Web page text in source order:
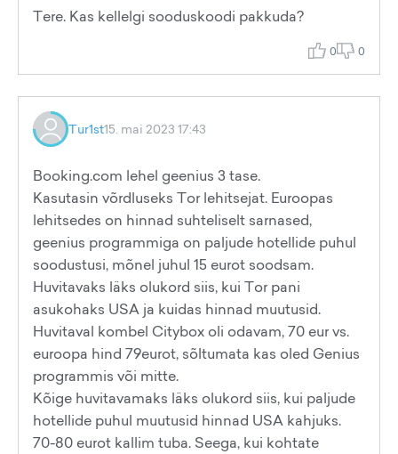
Tere. Kas kellelgi sooduskoodi pakkuda?
0 0
Tur1st15. mai 2023 17:43
Booking.com lehel geenius 3 tase.
Kasutasin võrdluseks Tor lehitsejat. Euroopas
lehitsedes on hinnad suhteliselt sarnased,
geenius programmiga on paljude hotellide puhul
soodustusi, mõnel juhul 15 eurot soodsam.
Huvitavaks läks olukord siis, kui Tor pani
asukohaks USA ja kuidas hinnad muutusid.
Huvitaval kombel Citybox oli odavam, 70 eur vs.
euroopa hind 79eurot, sõltumata kas oled Genius
programmis või mitte.
Kõige huvitavamaks läks olukord siis, kui paljude
hotellide puhul muutusid hinnad USA kahjuks.
70-80 eurot kallim tuba. Seega, kui kohtate